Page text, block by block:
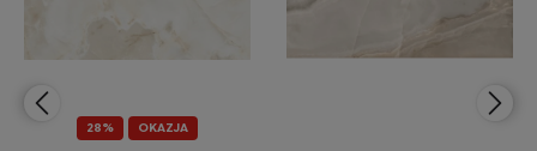
28% OKAZJA